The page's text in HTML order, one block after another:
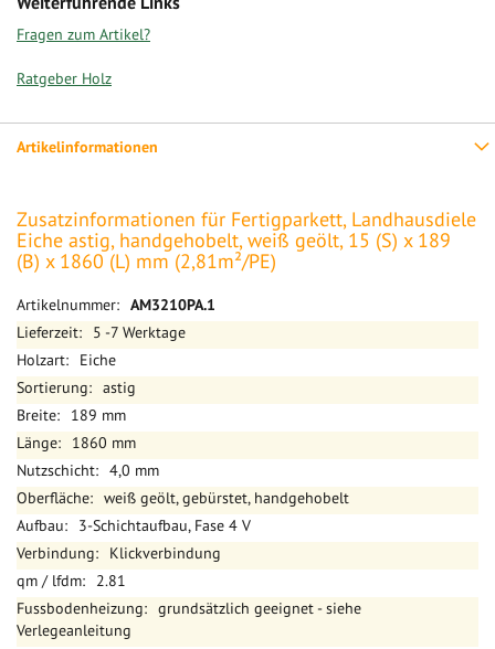
Fragen zum Artikel?
Ratgeber Holz
Artikelinformationen
Zusatzinformationen für Fertigparkett, Landhausdiele
Eiche astig, handgehobelt, weiß geölt, 15 (S) x 189
(B) x 1860 (L) mm (2,81m²/PE)
Mehr
Informationen
AM3210PA.1
5 -7 Werktage
Eiche
astig
189 mm
1860 mm
4,0 mm
weiß geölt, gebürstet, handgehobelt
3-Schichtaufbau, Fase 4 V
Klickverbindung
2.81
grundsätzlich geeignet - siehe
Verlegeanleitung